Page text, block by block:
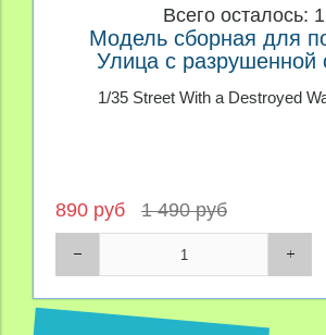
Всего осталось: 1
Модель сборная для
Улица с разрушенной
1/35 Street With a Destroyed
890 руб 1 490 руб